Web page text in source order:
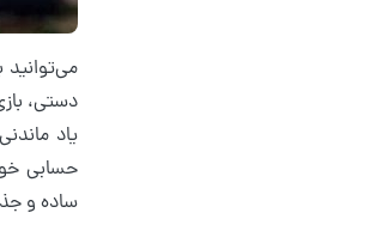
می‌توانید
دستی،
یاد
حسابی
ساده و